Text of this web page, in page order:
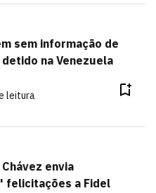
sem informação de
na Venezuela
leitura
envia
felicitações a Fidel